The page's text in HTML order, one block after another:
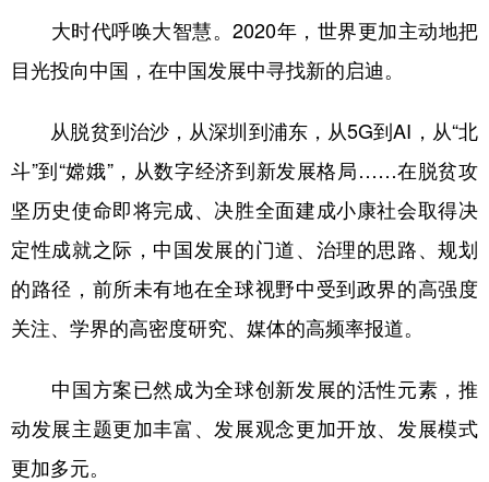
大时代呼唤大智慧。2020年，世界更加主动地把
目光投向中国，在中国发展中寻找新的启迪。
从脱贫到治沙，从深圳到浦东，从5G到AI，从“北
斗”到“嫦娥”，从数字经济到新发展格局……在脱贫攻
坚历史使命即将完成、决胜全面建成小康社会取得决
定性成就之际，中国发展的门道、治理的思路、规划
的路径，前所未有地在全球视野中受到政界的高强度
关注、学界的高密度研究、媒体的高频率报道。
中国方案已然成为全球创新发展的活性元素，推
动发展主题更加丰富、发展观念更加开放、发展模式
更加多元。